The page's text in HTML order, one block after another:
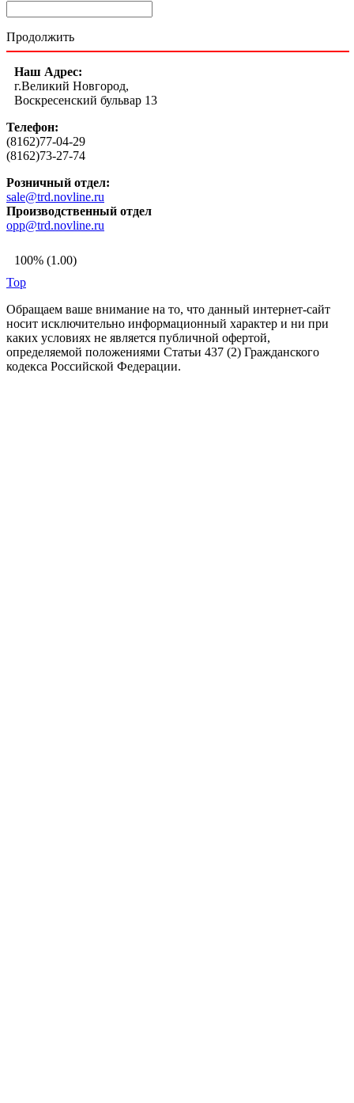
Продолжить
Наш Адрес:
г.Великий Новгород,
Воскресенский бульвар 13
Телефон:
(8162)77-04-29
(8162)73-27-74
Розничный отдел:
sale@trd.novline.ru
Производственный отдел
opp@trd.novline.ru
100% (1.00)
Top
Обращаем ваше внимание на то, что данный интернет-сайт
носит исключительно информационный характер и ни при
каких условиях не является публичной офертой,
определяемой положениями Статьи 437 (2) Гражданского
кодекса Российской Федерации.